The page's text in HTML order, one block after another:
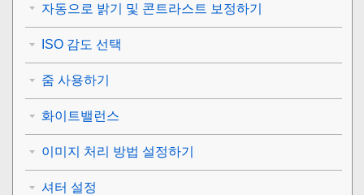
자동으로 밝기 및 콘트라스트 보정하기
ISO 감도 선택
줌 사용하기
화이트밸런스
이미지 처리 방법 설정하기
셔터 설정